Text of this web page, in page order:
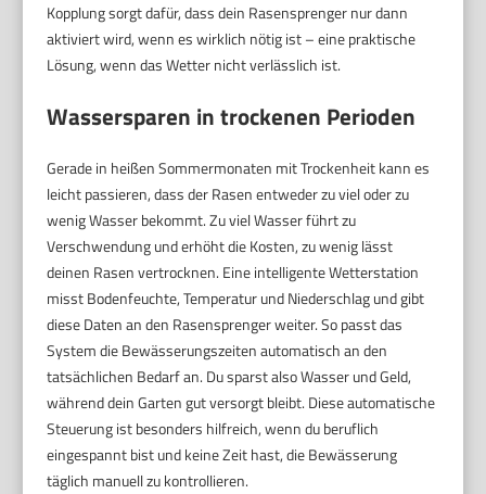
Kopplung sorgt dafür, dass dein Rasensprenger nur dann
aktiviert wird, wenn es wirklich nötig ist – eine praktische
Lösung, wenn das Wetter nicht verlässlich ist.
Wassersparen in trockenen Perioden
Gerade in heißen Sommermonaten mit Trockenheit kann es
leicht passieren, dass der Rasen entweder zu viel oder zu
wenig Wasser bekommt. Zu viel Wasser führt zu
Verschwendung und erhöht die Kosten, zu wenig lässt
deinen Rasen vertrocknen. Eine intelligente Wetterstation
misst Bodenfeuchte, Temperatur und Niederschlag und gibt
diese Daten an den Rasensprenger weiter. So passt das
System die Bewässerungszeiten automatisch an den
tatsächlichen Bedarf an. Du sparst also Wasser und Geld,
während dein Garten gut versorgt bleibt. Diese automatische
Steuerung ist besonders hilfreich, wenn du beruflich
eingespannt bist und keine Zeit hast, die Bewässerung
täglich manuell zu kontrollieren.